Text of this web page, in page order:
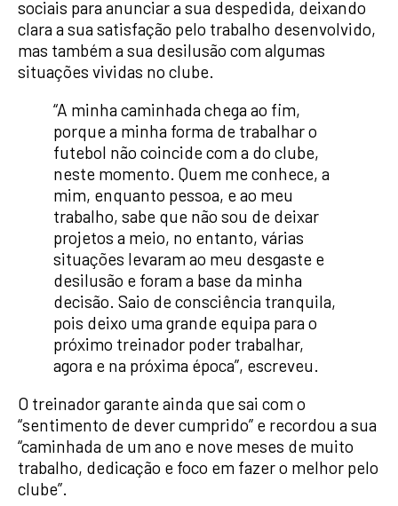
sociais para anunciar a sua despedida, deixando
clara a sua satisfação pelo trabalho desenvolvido,
mas também a sua desilusão com algumas
situações vividas no clube.
“A minha caminhada chega ao fim,
porque a minha forma de trabalhar o
futebol não coincide com a do clube,
neste momento. Quem me conhece, a
mim, enquanto pessoa, e ao meu
trabalho, sabe que não sou de deixar
projetos a meio, no entanto, várias
situações levaram ao meu desgaste e
desilusão e foram a base da minha
decisão. Saio de consciência tranquila,
pois deixo uma grande equipa para o
próximo treinador poder trabalhar,
agora e na próxima época”, escreveu.
O treinador garante ainda que sai com o
“sentimento de dever cumprido” e recordou a sua
“caminhada de um ano e nove meses de muito
trabalho, dedicação e foco em fazer o melhor pelo
clube”.